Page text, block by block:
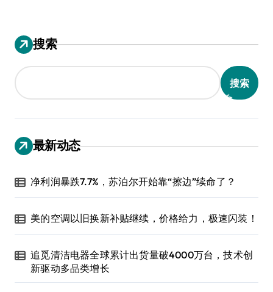
搜索
搜索
最新动态
净利润暴跌7.7%，苏泊尔开始靠“擦边”续命了？
美的空调以旧换新补贴继续，价格给力，极速闪装！
追觅清洁电器全球累计出货量破4000万台，技术创
新驱动多品类增长